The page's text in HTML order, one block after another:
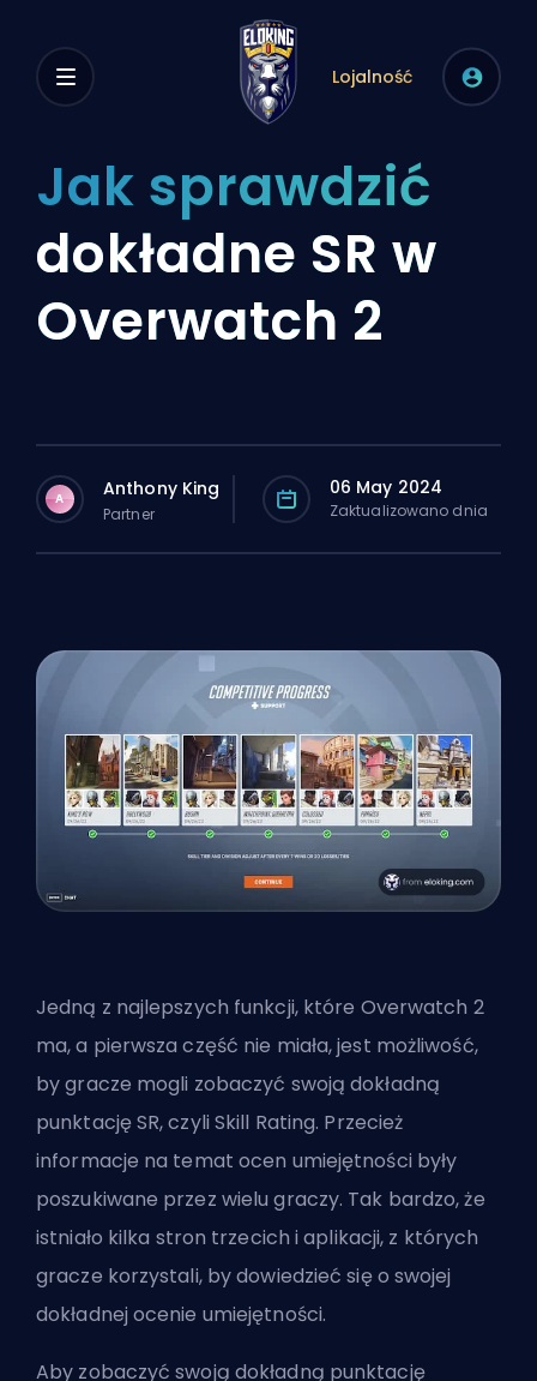
Lojalność
Jak sprawdzić
dokładne SR w
Overwatch 2
A Anthony King
Partner
06 May 2024
Zaktualizowano dnia
Jedną z najlepszych funkcji, które Overwatch 2
ma, a pierwsza część nie miała, jest możliwość,
by gracze mogli zobaczyć swoją dokładną
punktację SR, czyli Skill Rating. Przecież
informacje na temat ocen umiejętności były
poszukiwane przez wielu graczy. Tak bardzo, że
istniało kilka stron trzecich i aplikacji, z których
gracze korzystali, by dowiedzieć się o swojej
dokładnej ocenie umiejętności.
Aby zobaczyć swoją dokładną punktację